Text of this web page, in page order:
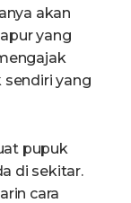
akan
yang
yang
pupuk
di sekitar.
cara